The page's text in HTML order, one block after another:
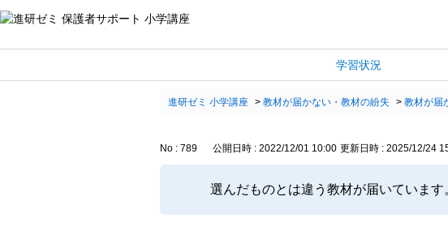
学習状況
進研ゼミ 小学講座 > 教材が届かない・教材の紛失 > 教材が届
No : 789 公開日時 : 2022/12/01 10:00 更新日時 : 2025/12/24
選んだものとは違う教材が届いています